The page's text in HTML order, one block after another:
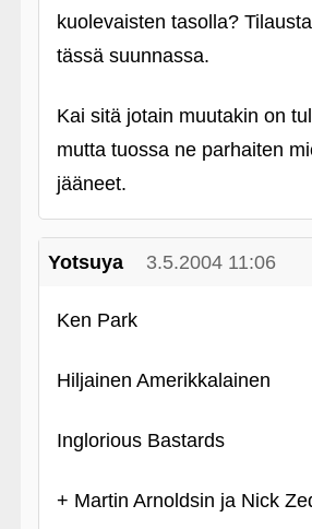
kuolevaisten tasolla?
tässä suunnassa.
Kai sitä jotain muutakin on
mutta tuossa ne parhaiten
jääneet.
Yotsuya 3.5.2004 11:06
Ken Park
Hiljainen Amerikkalainen
Inglorious Bastards
+ Martin Arnoldsin ja Nick